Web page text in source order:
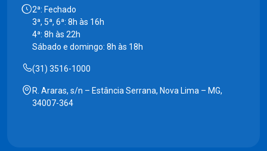
2ª: Fechado
3ª, 5ª, 6ª: 8h às 16h
4ª: 8h às 22h
Sábado e domingo: 8h às 18h
(31) 3516-1000
R. Araras, s/n – Estância Serrana, Nova Lima – MG,
34007-364